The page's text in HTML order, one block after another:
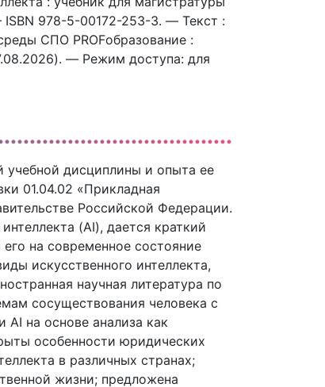
978-5-00172-253-3. — Текст :
СПО PROFобразование :
— Режим доступа: для
учебной дисциплины и опыта ее
01.04.02 «Прикладная
Российской Федерации.
(AI), дается краткий
на современное состояние
искусственного интеллекта,
научная литература по
сосуществования человека с
на основе анализа как
особенности юридических
в различных странах;
жизни; предложена